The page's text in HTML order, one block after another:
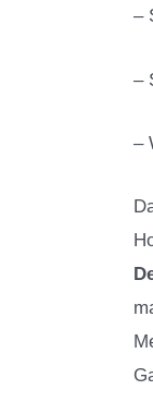
–
–
–